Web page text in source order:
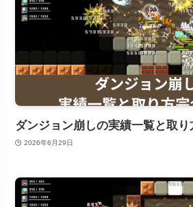
ダンジョン崩しの実績一覧と取り
2026年6月29日